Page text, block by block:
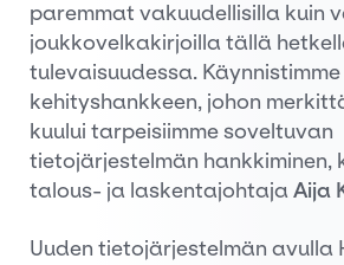
paremmat vakuudellisilla kuin
joukkovelkakirjoilla tällä
tulevaisuudessa. Käynnistimme
kehityshankkeen, johon
kuului tarpeisiimme soveltuvan
tietojärjestelmän hankkiminen,
talous- ja laskentajohtajaAija
Uuden tietojärjestelmän avulla